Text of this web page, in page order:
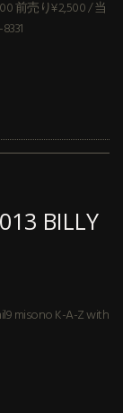
前売り¥2,500 / 当
BILLY
misono K-A-Z with